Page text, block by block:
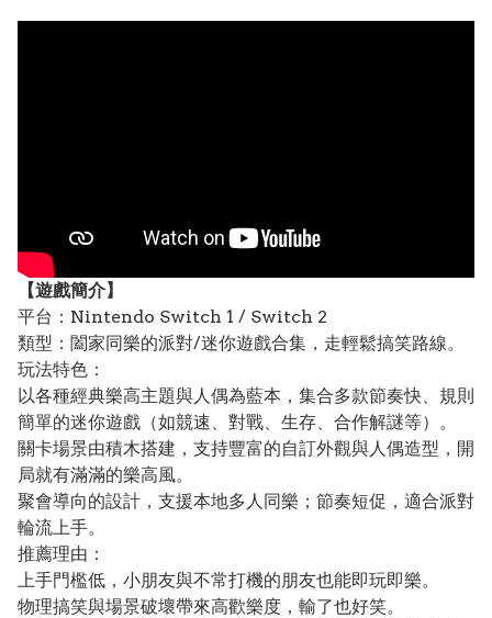
【遊戲簡介】
平台：Nintendo Switch 1 / Switch 2
類型：闔家同樂的派對/迷你遊戲合集，走輕鬆搞笑路線。
玩法特色：
以各種經典樂高主題與人偶為藍本，集合多款節奏快、規則
簡單的迷你遊戲（如競速、對戰、生存、合作解謎等）。
關卡場景由積木搭建，支持豐富的自訂外觀與人偶造型，開
局就有滿滿的樂高風。
聚會導向的設計，支援本地多人同樂；節奏短促，適合派對
輪流上手。
推薦理由：
上手門檻低，小朋友與不常打機的朋友也能即玩即樂。
物理搞笑與場景破壞帶來高歡樂度，輸了也好笑。